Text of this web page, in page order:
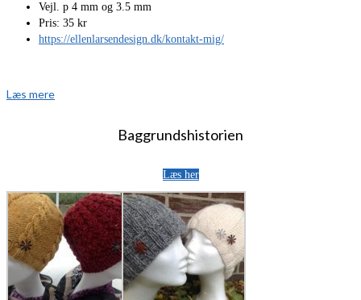
Vejl. p 4 mm og 3.5 mm
Pris: 35 kr
https://ellenlarsendesign.dk/kontakt-mig/
Læs mere
Baggrundshistorien
Læs her